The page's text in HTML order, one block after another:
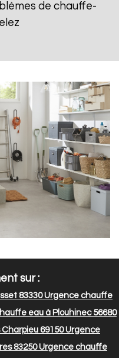
de chauffe-
sur :
83330Urgence chauffe
eau à Plouhinec 56680
69150Urgence
83250Urgence chauffe